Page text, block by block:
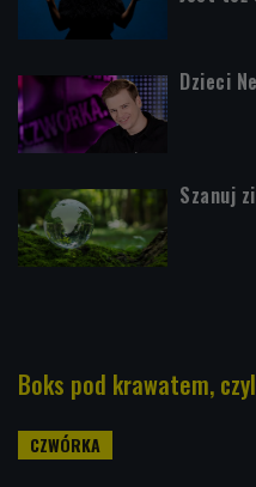
Dzieci
Szanuj
Boks pod krawatem,